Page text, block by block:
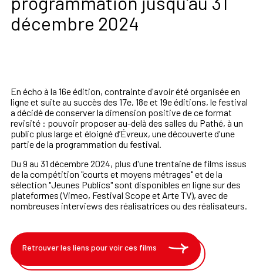
décembre 2024
En écho à la 16e édition, contrainte d'avoir été organisée en
ligne et suite au succès des 17e, 18e et 19e éditions, le festival
a décidé de conserver la dimension positive de ce format
revisité : pouvoir proposer au-delà des salles du Pathé, à un
public plus large et éloigné d’Évreux, une découverte d'une
partie de la programmation du festival.
Du 9 au 31 décembre 2024, plus d'une trentaine de films issus
de la compétition "courts et moyens métrages" et de la
sélection "Jeunes Publics" sont disponibles en ligne sur des
plateformes (Vimeo, Festival Scope et Arte TV), avec de
nombreuses interviews des réalisatrices ou des réalisateurs.
Retrouver les liens pour voir ces films